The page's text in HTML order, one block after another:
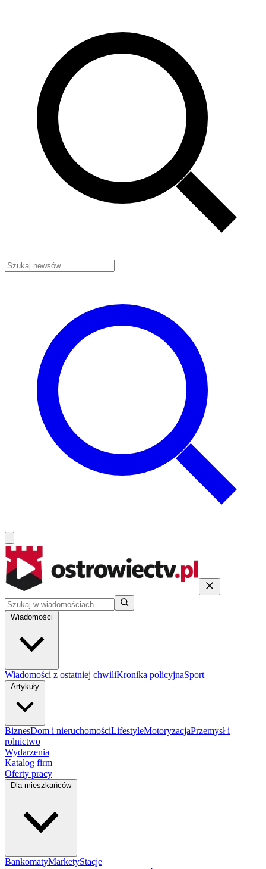
Wiadomości
Wiadomości z ostatniej chwiliKronika policyjnaSport
Artykuły
BiznesDom i nieruchomościLifestyleMotoryzacjaPrzemysł i
rolnictwo
Wydarzenia
Katalog firm
Oferty pracy
Dla mieszkańców
BankomatyMarketyStacje